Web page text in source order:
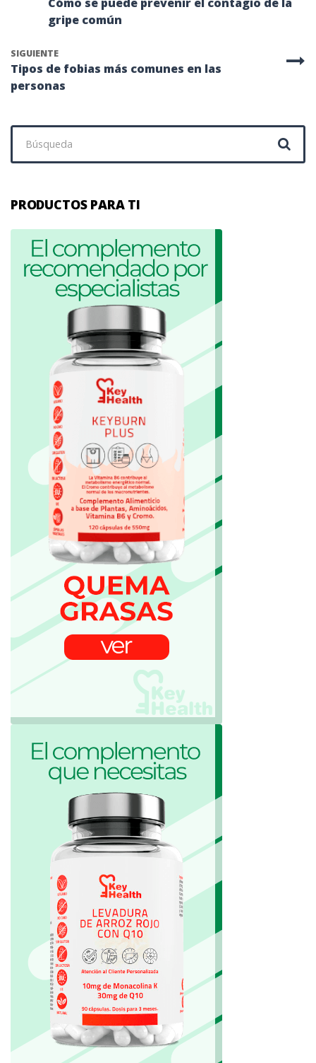
gripe común
SIGUIENTE
Tipos de fobias más comunes en las
personas
PRODUCTOS PARA TI